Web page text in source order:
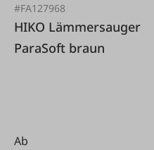
#FA127968
HIKO Lämmersauger
ParaSoft braun
Ab